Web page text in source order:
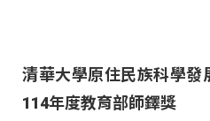
清華大學原住民族科學發
114年度教育部師鐸獎